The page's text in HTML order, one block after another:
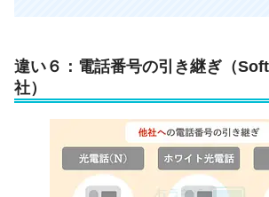
違い６：電話番号の引き継ぎ（
社）